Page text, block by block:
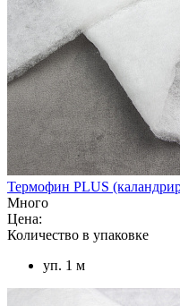
Термофин PLUS
Много
Цена:
Количество в упаковке
уп. 1 м